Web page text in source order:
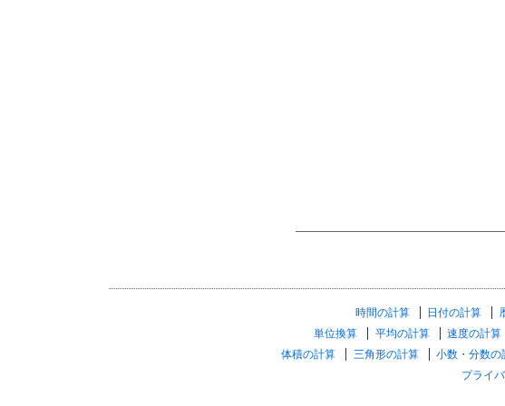
時間の計算 日付の計算
単位換算
平均の計算 速度の計算
体積の計算
三角形の計算 小数・分数の
プライ